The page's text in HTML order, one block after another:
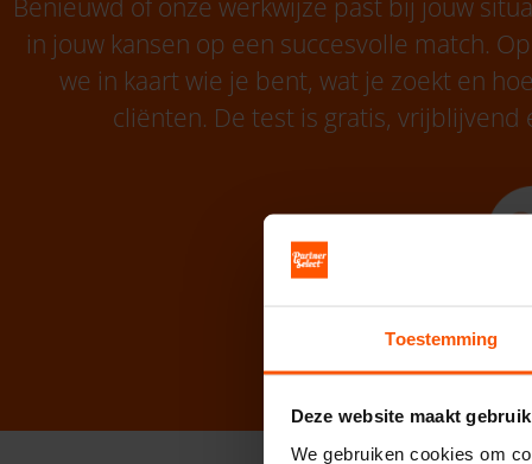
Toestemming
Deze website maakt
We gebruiken cookies om
Benieuwd of onze werkwijze past bij jouw
in jouw kansen op een succesvolle match.
we in kaart wie je bent, wat je zoekt en
cliënten. De test is gratis,
Doe de